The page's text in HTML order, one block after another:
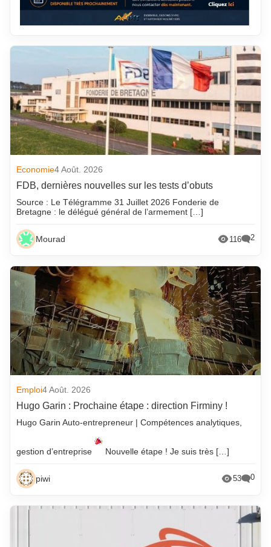
Economie4 Août. 2026
FDB, dernières nouvelles sur les tests d’obuts
Source : Le Télégramme 31 Juillet 2026 Fonderie de
Bretagne : le délégué général de l’armement […]
Mourad 116 2
Emploi4 Août. 2026
Hugo Garin : Prochaine étape : direction Firminy !
Hugo Garin Auto-entrepreneur | Compétences analytiques,
gestion d’entreprise Nouvelle étape ! Je suis très […]
piwi 53 0